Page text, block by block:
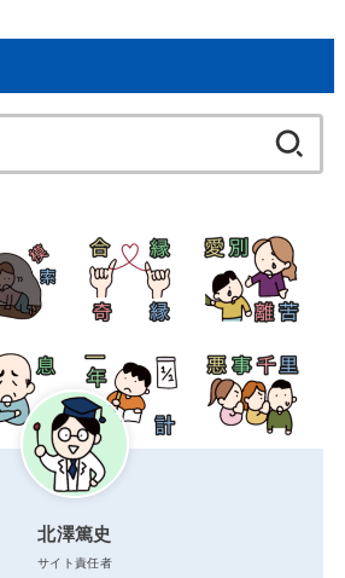
索:
北澤篤史
サイト責任者